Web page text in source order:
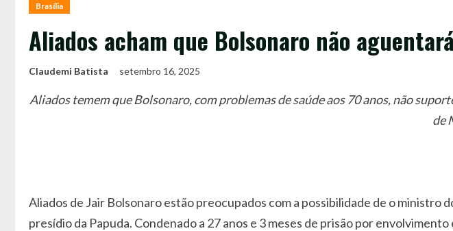
Brasília
Aliados acham que Bolsonaro não
Claudemi Batista setembro 16, 2025
Aliados temem que Bolsonaro, com problemas de saúde aos 70 anos, não
de
Aliados de Jair Bolsonaro estão preocupados com a possibilidade de o
presídio da Papuda. Condenado a 27 anos e 3 meses de prisão por